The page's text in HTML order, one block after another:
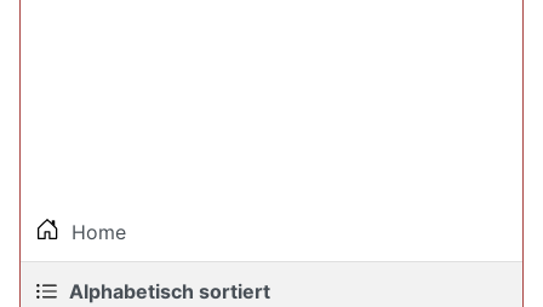
Home
Alphabetisch sortiert